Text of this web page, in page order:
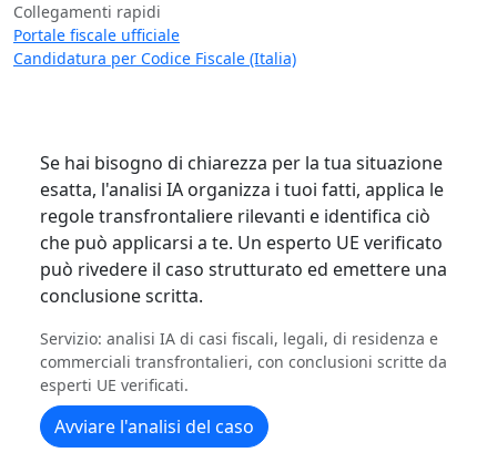
Collegamenti rapidi
Portale fiscale ufficiale
Candidatura per Codice Fiscale (Italia)
Se hai bisogno di chiarezza per la tua situazione
esatta, l'analisi IA organizza i tuoi fatti, applica le
regole transfrontaliere rilevanti e identifica ciò
che può applicarsi a te. Un esperto UE verificato
può rivedere il caso strutturato ed emettere una
conclusione scritta.
Servizio: analisi IA di casi fiscali, legali, di residenza e
commerciali transfrontalieri, con conclusioni scritte da
esperti UE verificati.
Avviare l'analisi del caso